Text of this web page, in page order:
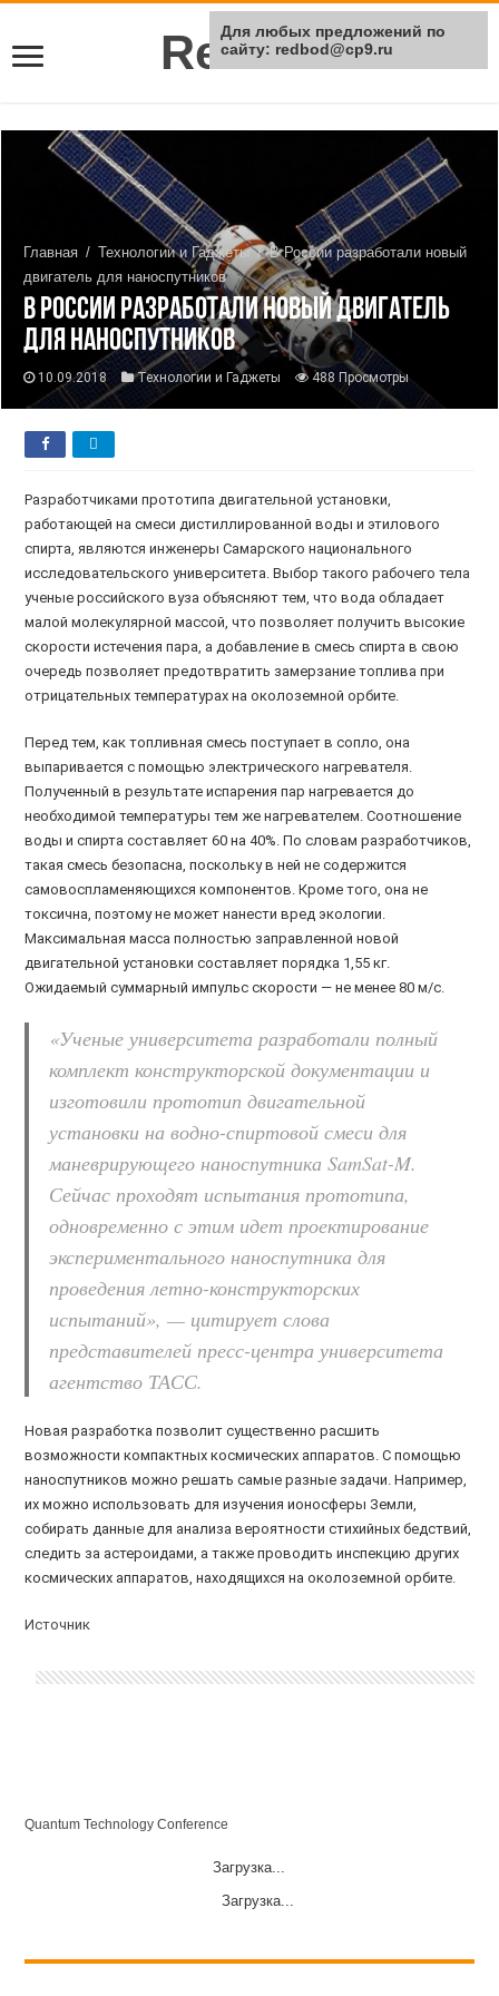
Rei Red
Главная / Технологии и Гаджеты / В России разработали новый
двигатель для наноспутников
В России разработали новый двигатель
для наноспутников
10.09.2018 Технологии и Гаджеты 488 Просмотры
Разработчиками прототипа двигательной установки,
работающей на смеси дистиллированной воды и этилового
спирта, являются инженеры Самарского национального
исследовательского университета. Выбор такого рабочего тела
ученые российского вуза объясняют тем, что вода обладает
малой молекулярной массой, что позволяет получить высокие
скорости истечения пара, а добавление в смесь спирта в свою
очередь позволяет предотвратить замерзание топлива при
отрицательных температурах на околоземной орбите.
Перед тем, как топливная смесь поступает в сопло, она
выпаривается с помощью электрического нагревателя.
Полученный в результате испарения пар нагревается до
необходимой температуры тем же нагревателем. Соотношение
воды и спирта составляет 60 на 40%. По словам разработчиков,
такая смесь безопасна, поскольку в ней не содержится
самовоспламеняющихся компонентов. Кроме того, она не
токсична, поэтому не может нанести вред экологии.
Максимальная масса полностью заправленной новой
двигательной установки составляет порядка 1,55 кг.
Ожидаемый суммарный импульс скорости — не менее 80 м/с.
«Ученые университета разработали полный
комплект конструкторской документации и
изготовили прототип двигательной
установки на водно-спиртовой смеси для
маневрирующего наноспутника SamSat-M.
Сейчас проходят испытания прототипа,
одновременно с этим идет проектирование
экспериментального наноспутника для
проведения летно-конструкторских
испытаний», — цитирует слова
представителей пресс-центра университета
агентство ТАСС.
Новая разработка позволит существенно расшить
возможности компактных космических аппаратов. С помощью
наноспутников можно решать самые разные задачи. Например,
их можно использовать для изучения ионосферы Земли,
собирать данные для анализа вероятности стихийных бедствий,
следить за астероидами, а также проводить инспекцию других
космических аппаратов, находящихся на околоземной орбите.
Источник
Quantum Technology Conference
Загрузка...
Загрузка...
Для любых предложений по
сайту: redbod@cp9.ru